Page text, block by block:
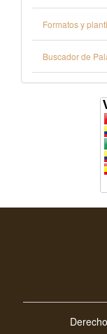
Formatos y
Buscador de